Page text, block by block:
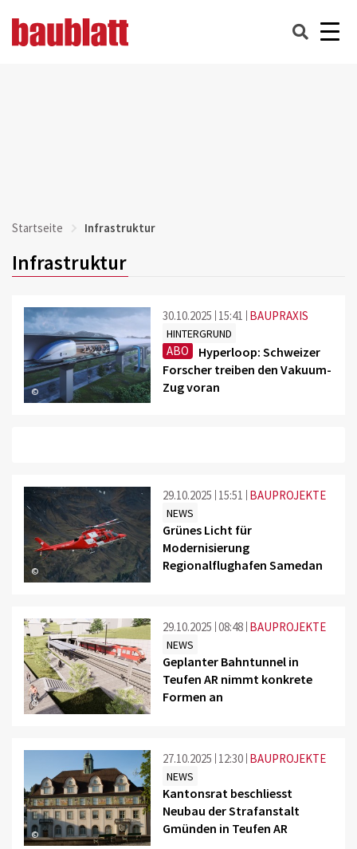
Startseite Infrastruktur
Infrastruktur
©
30.10.2025 15:41 BAUPRAXIS
HINTERGRUND
ABO
Hyperloop: Schweizer
Forscher treiben den Vakuum-
Zug voran
©
29.10.2025 15:51 BAUPROJEKTE
NEWS
Grünes Licht für
Modernisierung
Regionalflughafen Samedan
©
29.10.2025 08:48 BAUPROJEKTE
NEWS
Geplanter Bahntunnel in
Teufen AR nimmt konkrete
Formen an
©
27.10.2025 12:30 BAUPROJEKTE
NEWS
Kantonsrat beschliesst
Neubau der Strafanstalt
Gmünden in Teufen AR